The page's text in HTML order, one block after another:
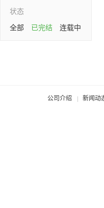
状态
全部
已完结 连载中
公司介绍 新闻动